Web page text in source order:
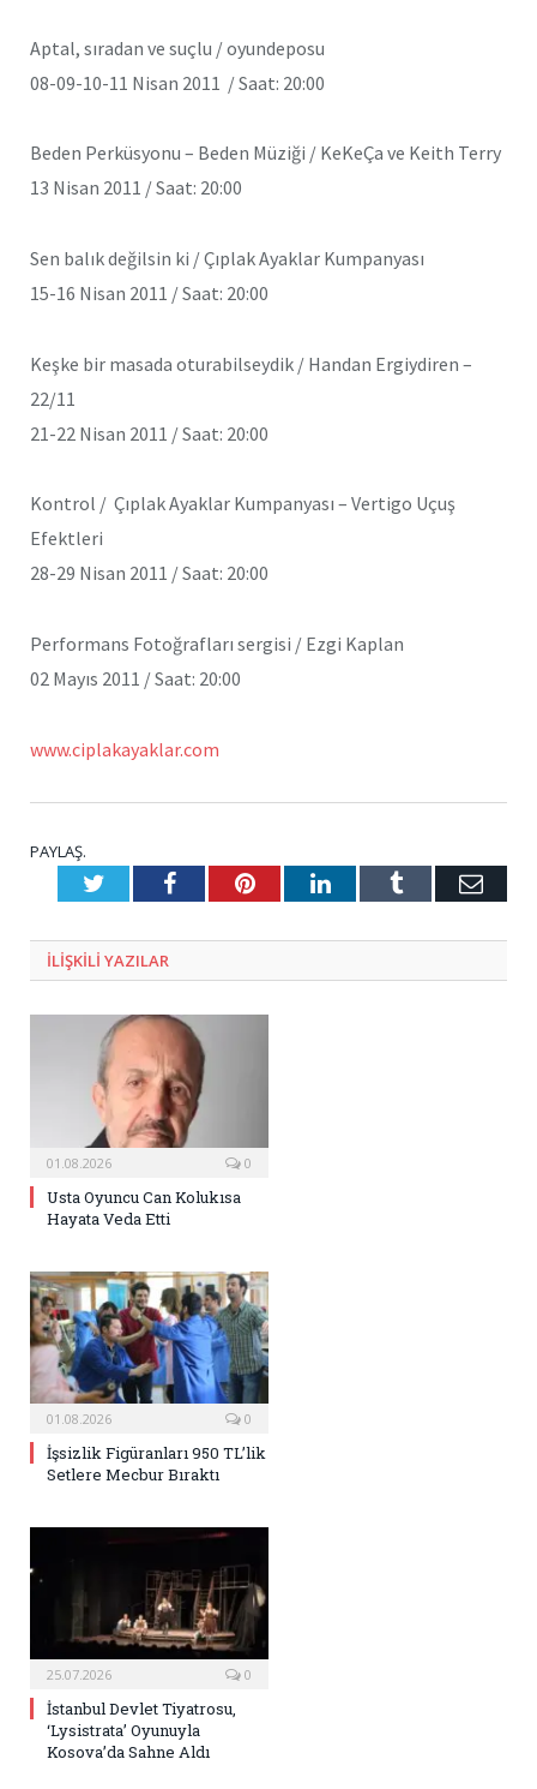
Aptal, sıradan ve suçlu / oyundeposu
08-09-10-11 Nisan 2011 / Saat: 20:00
Beden Perküsyonu – Beden Müziği / KeKeÇa ve Keith Terry
13 Nisan 2011 / Saat: 20:00
Sen balık değilsin ki / Çıplak Ayaklar Kumpanyası
15-16 Nisan 2011 / Saat: 20:00
Keşke bir masada oturabilseydik / Handan Ergiydiren –
22/11
21-22 Nisan 2011 / Saat: 20:00
Kontrol / Çıplak Ayaklar Kumpanyası – Vertigo Uçuş
Efektleri
28-29 Nisan 2011 / Saat: 20:00
Performans Fotoğrafları sergisi / Ezgi Kaplan
02 Mayıs 2011 / Saat: 20:00
www.ciplakayaklar.com
PAYLAŞ.
TwitterFacebookPinterestLinkedInTumblr E-
ILIŞKILI YAZILAR
01.08.2026 0
Usta Oyuncu Can Kolukısa
Hayata Veda Etti
01.08.2026 0
İşsizlik Figüranları 950 TL’lik
Setlere Mecbur Bıraktı
25.07.2026 0
İstanbul Devlet Tiyatrosu,
‘Lysistrata’ Oyunuyla
Kosova’da Sahne Aldı